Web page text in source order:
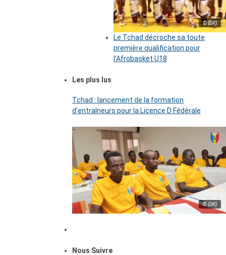
© (DR)
Le Tchad décroche sa toute
première qualification pour
l’Afrobasket U18
Les plus lus
Tchad : lancement de la formation
d’entraîneurs pour la Licence D Fédérale
© (DR)
Nous Suivre